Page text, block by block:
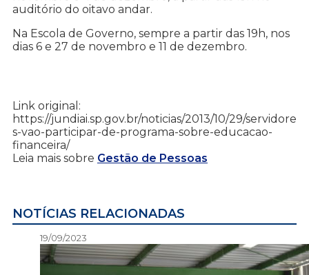
auditório do oitavo andar.
Na Escola de Governo, sempre a partir das 19h, nos
dias 6 e 27 de novembro e 11 de dezembro.
Link original:
https://jundiai.sp.gov.br/noticias/2013/10/29/servidore
s-vao-participar-de-programa-sobre-educacao-
financeira/
Leia mais sobre Gestão de Pessoas
NOTÍCIAS RELACIONADAS
19/09/2023